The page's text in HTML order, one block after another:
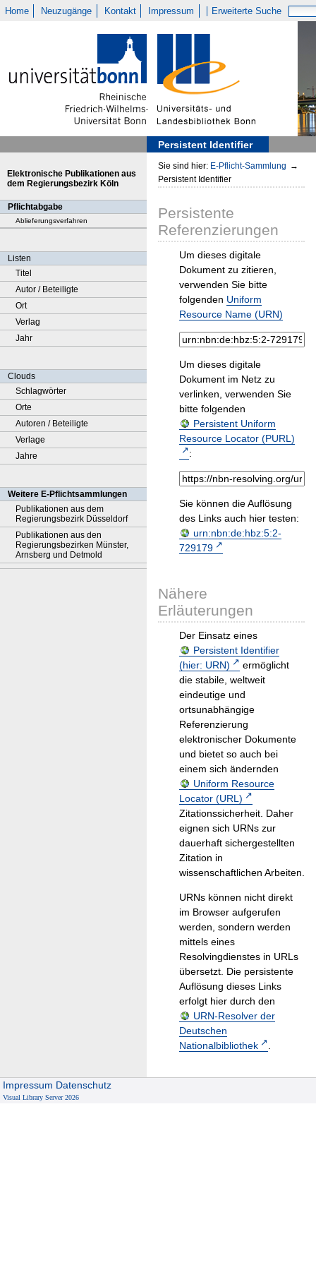
Home Neuzugänge Kontakt Impressum Erweiterte Suche
Persistent Identifier
Elektronische Publikationen aus
dem Regierungsbezirk Köln
Pflichtabgabe
Ablieferungsverfahren
Listen
Titel
Autor / Beteiligte
Ort
Verlag
Jahr
Clouds
Schlagwörter
Orte
Autoren / Beteiligte
Verlage
Jahre
Weitere E-Pflichtsammlungen
Publikationen aus dem
Regierungsbezirk Düsseldorf
Publikationen aus den
Regierungsbezirken Münster,
Arnsberg und Detmold
Sie sind hier: E-Pflicht-Sammlung →
Persistent Identifier
Persistente
Referenzierungen
Um dieses digitale
Dokument zu zitieren,
verwenden Sie bitte
folgenden Uniform
Resource Name (URN)
Um dieses digitale
Dokument im Netz zu
verlinken, verwenden Sie
bitte folgenden
Persistent Uniform
Resource Locator (PURL)
:
Sie können die Auflösung
des Links auch hier testen:
urn:nbn:de:hbz:5:2-
729179
Nähere
Erläuterungen
Der Einsatz eines
Persistent Identifier
(hier: URN)
ermöglicht
die stabile, weltweit
eindeutige und
ortsunabhängige
Referenzierung
elektronischer Dokumente
und bietet so auch bei
einem sich ändernden
Uniform Resource
Locator (URL)
Zitationssicherheit. Daher
eignen sich URNs zur
dauerhaft sichergestellten
Zitation in
wissenschaftlichen Arbeiten.
URNs können nicht direkt
im Browser aufgerufen
werden, sondern werden
mittels eines
Resolvingdienstes in URLs
übersetzt. Die persistente
Auflösung dieses Links
erfolgt hier durch den
URN-Resolver der
Deutschen
Nationalbibliothek
.
Impressum Datenschutz
Visual Library Server 2026